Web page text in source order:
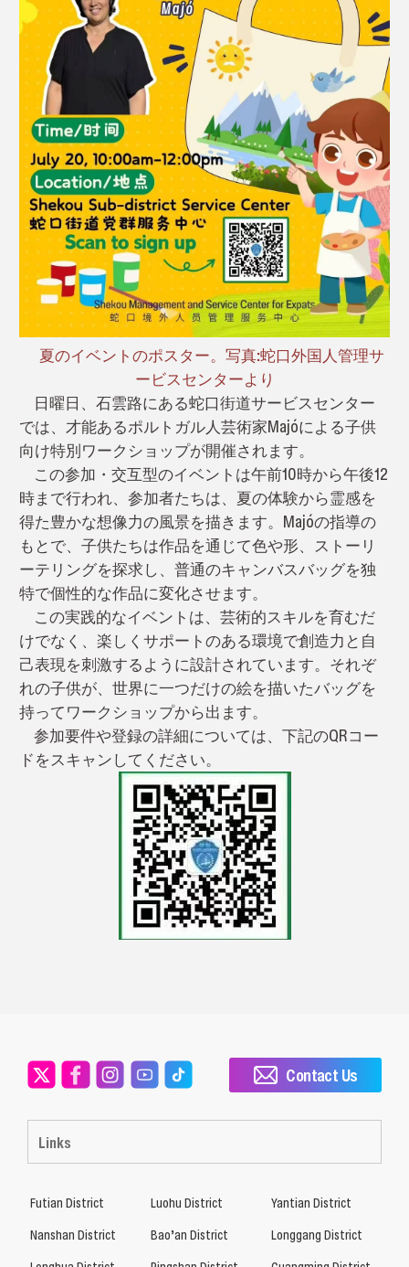
夏のイベントのポスター。写真:蛇口外国人管理サ
ービスセンターより
日曜日、石雲路にある蛇口街道サービスセンター
では、才能あるポルトガル人芸術家Majóによる子供
向け特別ワークショップが開催されます。
この参加・交互型のイベントは午前10時から午後12
時まで行われ、参加者たちは、夏の体験から霊感を
得た豊かな想像力の風景を描きます。Majóの指導の
もとで、子供たちは作品を通じて色や形、ストーリ
ーテリングを探求し、普通のキャンバスバッグを独
特で個性的な作品に変化させます。
この実践的なイベントは、芸術的スキルを育むだ
けでなく、楽しくサポートのある環境で創造力と自
己表現を刺激するように設計されています。それぞ
れの子供が、世界に一つだけの絵を描いたバッグを
持ってワークショップから出ます。
参加要件や登録の詳細については、下記のQRコー
ドをスキャンしてください。
Links
Contact Us
Futian District Luohu District
Yantian District
Nanshan District
Bao’an District
Longgang District